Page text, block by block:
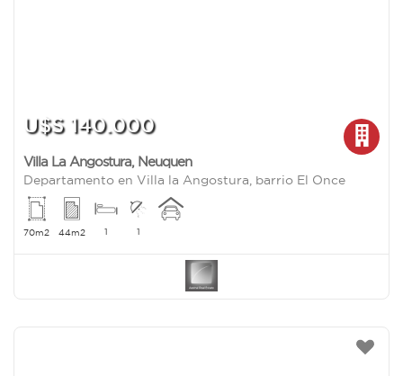
U$S 140.000
Villa La Angostura, Neuquen
Departamento en Villa la Angostura, barrio El Once
70m2 44m2 1 1